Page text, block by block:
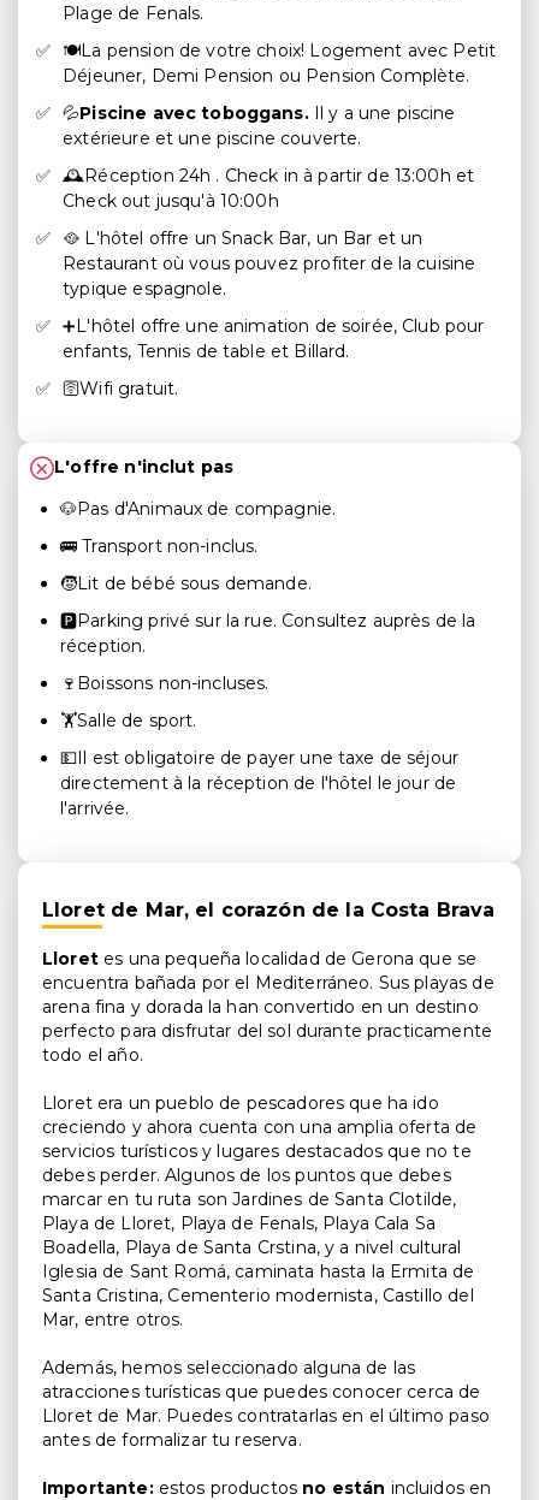
Plage de Fenals.
🍽️La pension de votre choix! Logement avec Petit
Déjeuner, Demi Pension ou Pension Complète.
💦Piscine avec toboggans. Il y a une piscine
extérieure et une piscine couverte.
🕰️Réception 24h . Check in à partir de 13:00h et
Check out jusqu'à 10:00h
🥘 L'hôtel offre un Snack Bar, un Bar et un
Restaurant où vous pouvez profiter de la cuisine
typique espagnole.
➕L'hôtel offre une animation de soirée, Club pour
enfants, Tennis de table et Billard.
🛜Wifi gratuit.
L'offre n'inclut pas
🐶Pas d'Animaux de compagnie.
🚌 Transport non-inclus.
🧒Lit de bébé sous demande.
🅿️Parking privé sur la rue. Consultez auprès de la
réception.
🍷Boissons non-incluses.
🏋️Salle de sport.
💵Il est obligatoire de payer une taxe de séjour
directement à la réception de l'hôtel le jour de
l'arrivée.
Lloret de Mar, el corazón de la Costa Brava
Lloretes una pequeña localidad de Gerona que se
encuentra bañada por el Mediterráneo. Sus playas de
arena fina y dorada la han convertido en un destino
perfecto para disfrutar del sol durante practicamente
todo el año.
Lloret era un pueblo de pescadores que ha ido
creciendo y ahora cuenta con una amplia oferta de
servicios turísticos y lugares destacados que no te
debes perder. Algunos de los puntos que debes
marcar en tu ruta son Jardines de Santa Clotilde,
Playa de Lloret, Playa de Fenals, Playa Cala Sa
Boadella, Playa de Santa Crstina, y a nivel cultural
Iglesia de Sant Romá, caminata hasta la Ermita de
Santa Cristina, Cementerio modernista, Castillo del
Mar, entre otros.
Además, hemos seleccionado alguna de las
atracciones turísticas que puedes conocer cerca de
Lloret de Mar. Puedes contratarlas en el último paso
antes de formalizar tu reserva.
Importante:estos productos no están incluidos en